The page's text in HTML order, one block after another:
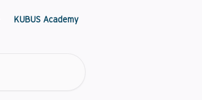
KUBUS Academy